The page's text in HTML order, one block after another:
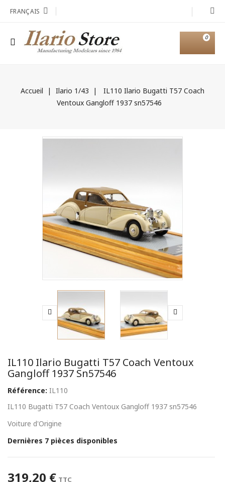
FRANÇAIS
0
Accueil Ilario 1/43
IL110 Ilario Bugatti T57 Coach
Ventoux Gangloff 1937 sn57546
IL110 Ilario Bugatti T57 Coach Ventoux
Gangloff 1937 Sn57546
Référence: IL110
IL110 Bugatti T57 Coach Ventoux Gangloff 1937 sn57546
Voiture d'Origine
Dernières 7 pièces disponibles
319,20 € TTC